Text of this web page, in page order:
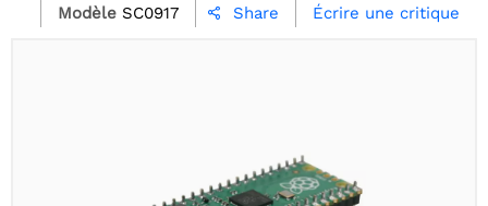
Modèle SC0917  Share Écrire une critique